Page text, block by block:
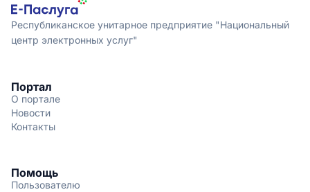
Республиканское унитарное предприятие "Национальный
центр электронных услуг"
Портал
О портале
Новости
Контакты
Помощь
Пользователю